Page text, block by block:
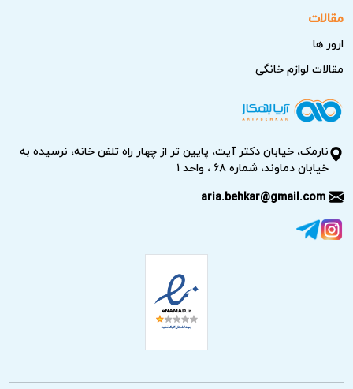
مقالات
ارور ها
مقالات لوازم خانگی
نارمک، خیابان دکتر آیت، پایین تر از چهار راه تلفن خانه، نرسیده به
خیابان دماوند، شماره ۶۸ ، واحد ۱
aria.behkar@gmail.com